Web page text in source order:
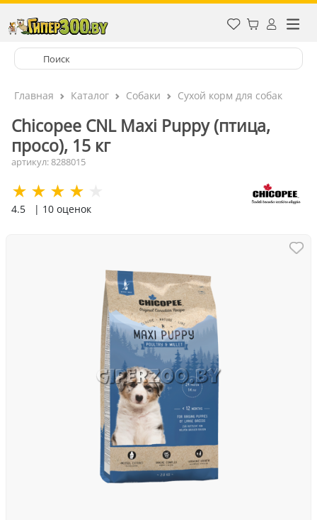
Главная Каталог Собаки Сухой корм для собак
Chicopee CNL Maxi Puppy (птица,
просо), 15 кг
артикул: 8288015
4.5 | 10 оценок